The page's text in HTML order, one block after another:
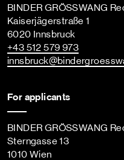
BINDER GRÖSSWANG
Kaiserjägerstraße 1
6020 Innsbruck
+43 512 579 973
innsbruck
For applicants
BINDER GRÖSSWANG
Sterngasse 13
1010 Wien